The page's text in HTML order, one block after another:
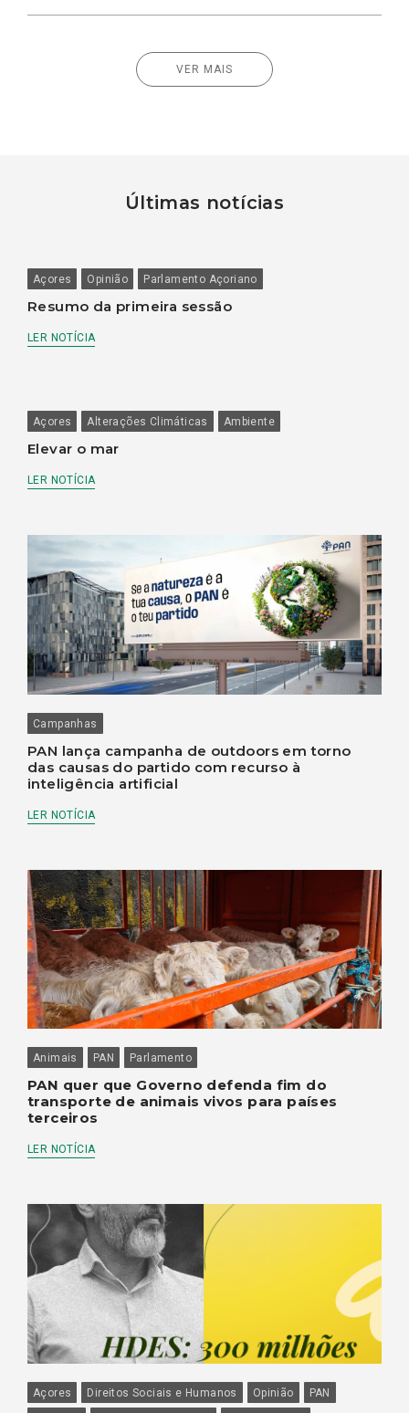
VER MAIS
Últimas notícias
Açores Opinião Parlamento Açoriano
Resumo da primeira sessão
LER NOTÍCIA
Açores Alterações Climáticas Ambiente
Elevar o mar
LER NOTÍCIA
Campanhas
PAN lança campanha de outdoors em torno
das causas do partido com recurso à
inteligência artificial
LER NOTÍCIA
Animais PAN Parlamento
PAN quer que Governo defenda fim do
transporte de animais vivos para países
terceiros
LER NOTÍCIA
Açores Direitos Sociais e Humanos Opinião
PAN